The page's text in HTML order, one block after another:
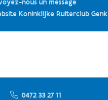
nous un message
Koninklijke Ruiterclub Genk
0472 33 27 11